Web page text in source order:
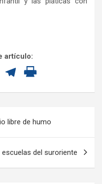
artículo:
libre de humo
del suroriente